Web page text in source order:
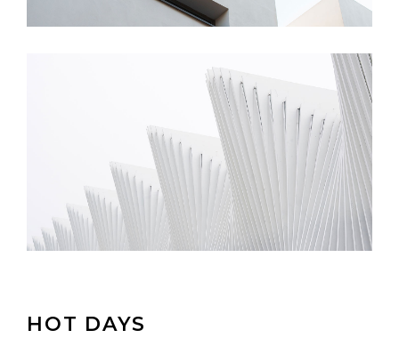
HOT DAYS